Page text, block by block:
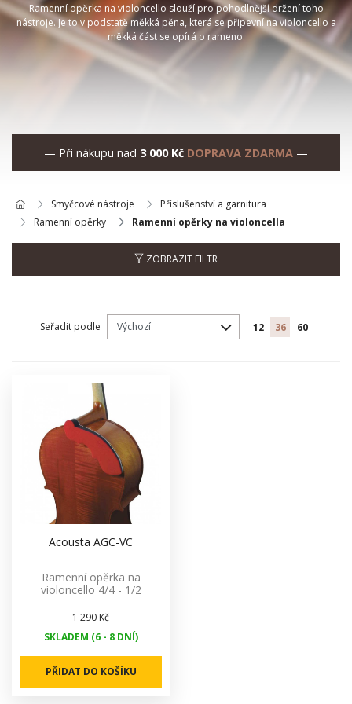
Ramenní opěrka na violoncello slouží pro pohodlnější držení toho
nástroje. Je to v podstatě měkká pěna, která se připevní na violoncello a
měkká část se opírá o rameno.
— Při nákupu nad 3 000 Kč DOPRAVA ZDARMA —
Smyčcové nástroje
Příslušenství a garnitura
Ramenní opěrky
Ramenní opěrky na violoncella
ZOBRAZIT FILTR
Seřadit podle 12 36 60
Acousta AGC-VC
Ramenní opěrka na
violoncello 4/4 - 1/2
1 290 Kč
SKLADEM (6 - 8 DNÍ)
PŘIDAT DO KOŠÍKU